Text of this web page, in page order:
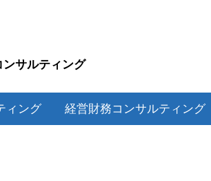
サルティング
ィング 経営財務コンサルティング